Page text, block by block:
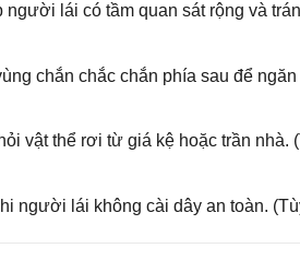
lái có tầm quan sát rộng và
chắn chắc chắn phía sau để
vật thể rơi từ giá kệ hoặc trần nhà.
người lái không cài dây an toàn.